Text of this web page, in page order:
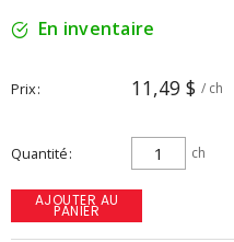
En inventaire
Prix 11,49 $ / ch
Quantité ch
AJOUTER AU
PANIER